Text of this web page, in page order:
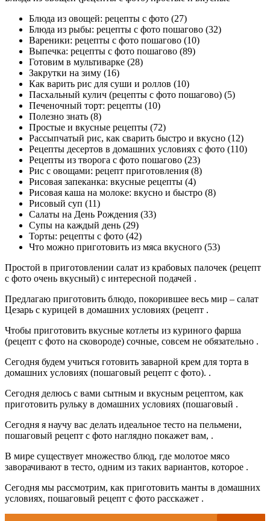
Блюда из овощей: рецепты с фото (27)
Блюда из рыбы: рецепты с фото пошагово (32)
Вареники: рецепты с фото пошагово (10)
Выпечка: рецепты с фото пошагово (89)
Готовим в мультиварке (28)
Закрутки на зиму (16)
Как варить рис для суши и роллов (10)
Пасхальный кулич (рецепты с фото пошагово) (5)
Печеночный торт: рецепты (10)
Полезно знать (8)
Простые и вкусные рецепты (72)
Рассыпчатый рис, как сварить быстро и вкусно (12)
Рецепты десертов в домашних условиях с фото (110)
Рецепты из творога с фото пошагово (23)
Рис с овощами: рецепт приготовления (8)
Рисовая запеканка: вкусные рецепты (4)
Рисовая каша на молоке: вкусно и быстро (8)
Рисовый суп (11)
Салаты на День Рождения (33)
Супы на каждый день (29)
Торты: рецепты с фото (42)
Что можно приготовить из мяса вкусного (53)
Простой в приготовлении салат из крабовых палочек (рецепт
с фото очень вкусный) с интересной подачей .
Предлагаю приготовить блюдо, покорившее весь мир – салат
Цезарь с курицей в домашних условиях (рецепт .
Чтобы приготовить вкусные котлеты из куриного фарша
(рецепт с фото на сковороде) сочные, совсем не обязательно .
Сегодня будем учиться готовить заварной крем для торта в
домашних условиях (пошаговый рецепт с фото). .
Сегодня делюсь с вами сытным и вкусным рецептом, как
приготовить рульку в домашних условиях (пошаговый .
Сегодня я научу вас делать идеальное тесто на пельмени,
пошаговый рецепт с фото наглядно покажет вам, .
В мире существует множество блюд, где молотое мясо
заворачивают в тесто, одним из таких вариантов, которое .
Сегодня мы рассмотрим, как приготовить манты в домашних
условиях, пошаговый рецепт с фото расскажет .